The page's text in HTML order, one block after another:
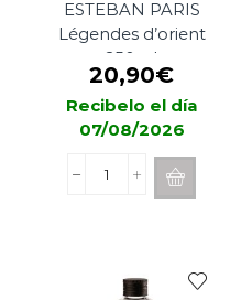
ESTEBAN PARIS
Légendes d’orient
250ml
20,90€
Recibelo el día
07/08/2026
Recarga
Mikado
d'orient